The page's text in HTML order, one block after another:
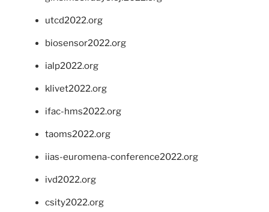
utcd2022.org
biosensor2022.org
ialp2022.org
klivet2022.org
ifac-hms2022.org
taoms2022.org
iias-euromena-conference2022.org
ivd2022.org
csity2022.org